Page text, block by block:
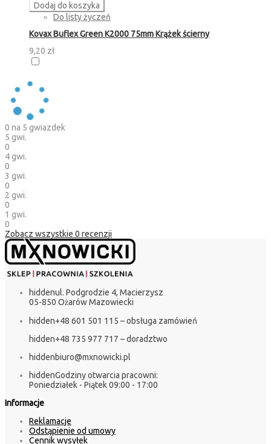
Dodaj do koszyka
Do listy życzeń
Kovax Buflex Green K2000 75mm Krążek ścierny
9,20 zł
0 na 5 gwiazdek
5 gwi.
0
4 gwi.
0
3 gwi.
0
2 gwi.
0
1 gwi.
0
Zobacz wszystkie 0 recenzji
hiddenul. Podgrodzie 4, Macierzysz
05-850 Ożarów Mazowiecki
hidden+48 601 501 115 – obsługa zamówień
hidden+48 735 977 717 – doradztwo
hiddenbiuro@mxnowicki.pl
hiddenGodziny otwarcia pracowni:
Poniedziałek - Piątek 09:00 - 17:00
Informacje
Reklamacje
Odstąpienie od umowy
Cennik wysyłek